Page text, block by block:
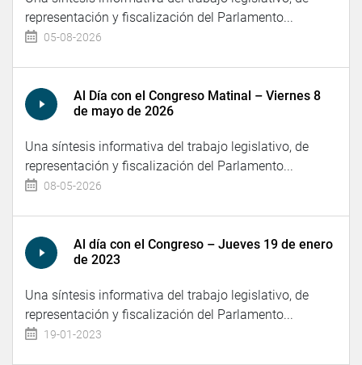
representación y fiscalización del Parlamento...
05-08-2026
Al Día con el Congreso Matinal – Viernes 8
de mayo de 2026
Una síntesis informativa del trabajo legislativo, de
representación y fiscalización del Parlamento...
08-05-2026
Al día con el Congreso – Jueves 19 de enero
de 2023
Una síntesis informativa del trabajo legislativo, de
representación y fiscalización del Parlamento...
19-01-2023